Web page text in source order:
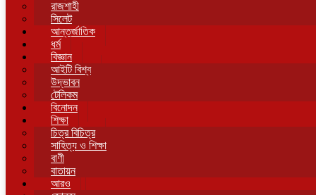
রাজশাহী
সিলেট
আন্তর্জাতিক
ধর্ম
বিজ্ঞান
আইটি বিশ্ব
উদ্ভাবন
টেলিকম
বিনোদন
শিক্ষা
চিত্র বিচিত্র
সাহিত্য ও শিক্ষা
বাণী
বাতায়ন
আরও